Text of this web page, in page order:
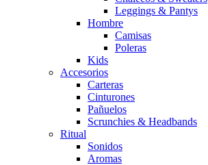
Leggings & Pantys
Hombre
Camisas
Poleras
Kids
Accesorios
Carteras
Cinturones
Pañuelos
Scrunchies & Headbands
Ritual
Sonidos
Aromas